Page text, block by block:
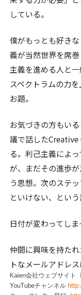
している。
僕がもっとも好き
義が当然世界を席
主義を進める人と
スペクトラムの力
お題。
お気づきの方もい
議で話した
る。利己主義によ
が、まだその進歩
う思想。次のステ
といけない、とい
日付が変わってしま
仲間に興味を持た
トなメールアドレ
Kaien会社ウェブサイト
YouTubeチャンネル